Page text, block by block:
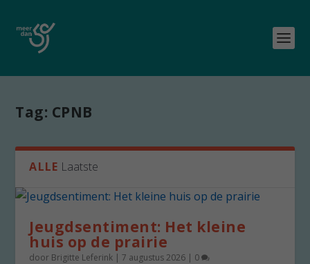
Tag: CPNB
ALLE Laatste
Jeugdsentiment: Het kleine
huis op de prairie
door Brigitte Leferink |7 augustus 2026 | 0